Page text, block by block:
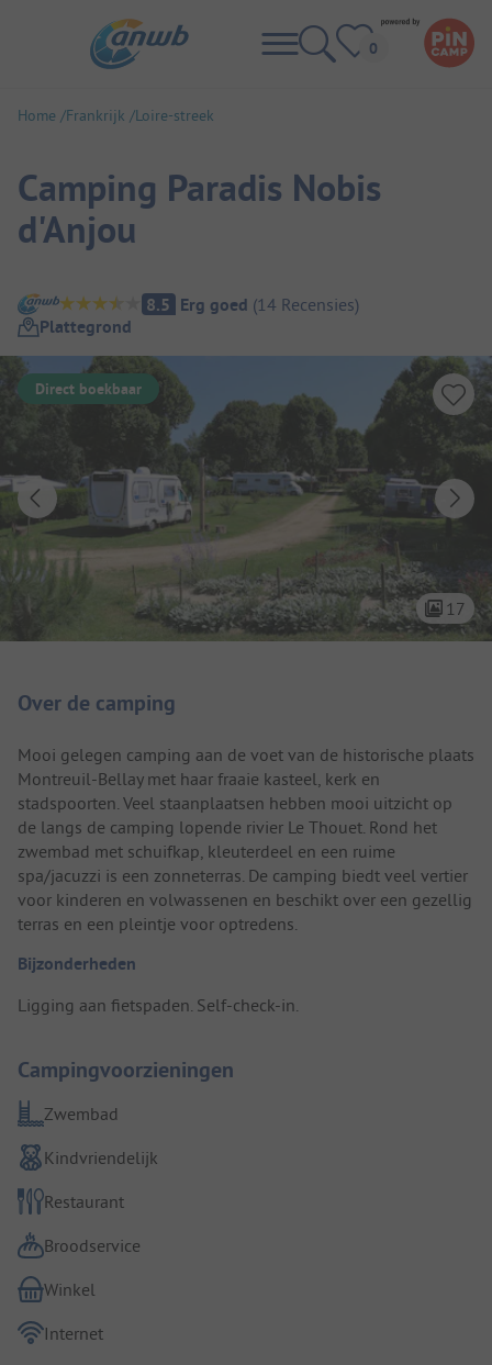
Home Frankrijk Loire-streek
Camping Paradis Nobis
d'Anjou
Camping overzicht
8.5 Erg goed (14 Recensies)
Plattegrond
Direct boekbaar
17
Over de camping
Mooi gelegen camping aan de voet van de historische plaats
Montreuil-Bellay met haar fraaie kasteel, kerk en
stadspoorten. Veel staanplaatsen hebben mooi uitzicht op
de langs de camping lopende rivier Le Thouet. Rond het
zwembad met schuifkap, kleuterdeel en een ruime
spa/jacuzzi is een zonneterras. De camping biedt veel vertier
voor kinderen en volwassenen en beschikt over een gezellig
terras en een pleintje voor optredens.
Bijzonderheden
Ligging aan fietspaden. Self-check-in.
Campingvoorzieningen
Zwembad
Kindvriendelijk
Restaurant
Broodservice
Winkel
Internet